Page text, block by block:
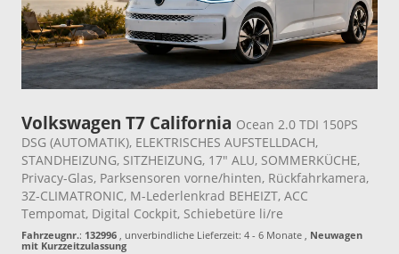
Volkswagen T7 California Ocean 2.0 TDI 150PS
DSG (AUTOMATIK), ELEKTRISCHES AUFSTELLDACH,
STANDHEIZUNG, SITZHEIZUNG, 17" ALU, SOMMERKÜCHE,
Privacy-Glas, Parksensoren vorne/hinten, Rückfahrkamera,
3Z-CLIMATRONIC, M-Lederlenkrad BEHEIZT, ACC
Tempomat, Digital Cockpit, Schiebetüre li/re
Fahrzeugnr.: 132996 , unverbindliche Lieferzeit: 4 - 6 Monate , Neuwagen
mit Kurzzeitzulassung